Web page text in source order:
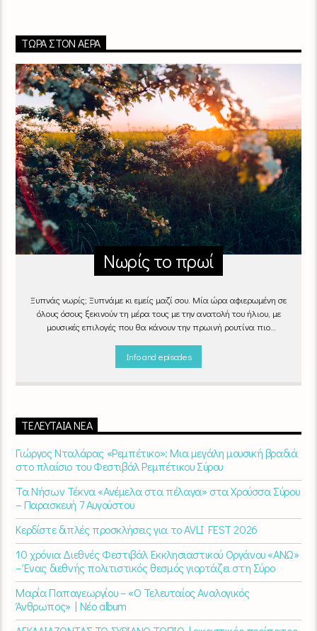
ΤΏΡΑ ΣΤΟΝ ΑΈΡΑ
Νωρίς το πρωί
Ξυπνάς νωρίς; Ξυπνάμε κι εμείς μαζί σου. Μία ώρα αφιερωμένη σε
όλους όσους ξεκινούν τη μέρα τους με την ανατολή του ήλιου, με
μουσικές επιλογές που θα κάνουν την πρωινή ρουτίνα πιο
06:00 - 07:00 στον Empneusi 107 FM
Info and episodes
ΤΕΛΕΥΤΑΊΑ ΝΈΑ
Γιώργος Νταλάρας «Ρεμπέτικο»: Μια μεγάλη μουσική βραδιά
στο πλαίσιο του Φεστιβάλ Ρεμπέτικου Σύρου
Τα Νήσων Τέκνα «Ανέμελα στα πέλαγα» στα Χρούσσα Σύρου
– Παρασκευή 7 Αυγούστου
Κερδίστε διπλές προσκλήσεις για το AVLI FEST 2026
10 χρόνια Διεθνές Φεστιβάλ Εκκλησιαστικού Οργάνου «ΑΝΩ»
– Ένας διεθνής πολιτιστικός θεσμός γιορτάζει στη Σύρο​
Μαρία Παπαγεωργίου – «Ο Τελευταίος Αναλογικός
Άνθρωπος» | Νέο album